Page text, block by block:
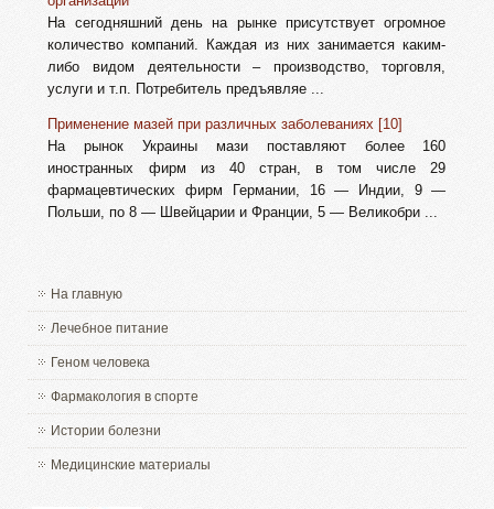
На сегодняшний день на рынке присутствует огромное
количество компаний. Каждая из них занимается каким-
либо видом деятельности – производство, торговля,
услуги и т.п. Потребитель предъявляе ...
Применение мазей при различных заболеваниях [10]
На рынок Украины мази поставляют более 160
иностранных фирм из 40 стран, в том числе 29
фармацевтических фирм Германии, 16 — Индии, 9 —
Польши, по 8 — Швейцарии и Франции, 5 — Великобри ...
На главную
Лечебное питание
Геном человека
Фармакология в спорте
Истории болезни
Медицинские материалы